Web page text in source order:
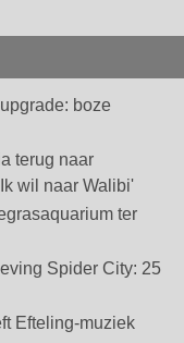
boze
terug naar
wil naar Walibi'
ter
Spider City: 25
Efteling-muziek